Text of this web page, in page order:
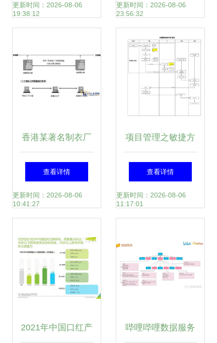
Northvolt共建“联创
发新范式
更新时间：2026-08-06
19:38:12
60天2022已更新
(今天/news)
更新时间：2026-08-06
23:56:32
香港某著名制衣厂
智能一卡通管理系
统案例
查看详情
更新时间：2026-08-06
10:41:27
项目管理之敏捷方
式 我们如何提升数
据处理服务效率
查看详情
更新时间：2026-08-06
11:17:01
2021年中国口红产 哔哩哔哩数据服务